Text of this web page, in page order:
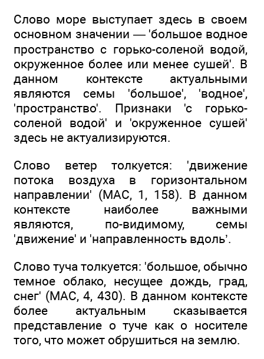
Слово море выступает здесь в своем
основном значении — 'большое водное
пространство с горько-соленой водой,
окруженное более или менее сушей'. В
данном контексте актуальными
являются семы 'большое', 'водное',
'пространство'. Признаки 'с горько-
соленой водой' и 'окруженное сушей'
здесь не актуализируются.
Слово ветер толкуется: 'движение
потока воздуха в горизонтальном
направлении' (MAC, 1, 158). В данном
контексте наиболее важными
являются, по-видимому, семы
'движение' и 'направленность вдоль’.
Слово туча толкуется: 'большое, обычно
темное облако, несущее дождь, град,
снег' (MAC, 4, 430). В данном контексте
более актуальным сказывается
представление о туче как о носителе
того, что может обрушиться на землю.